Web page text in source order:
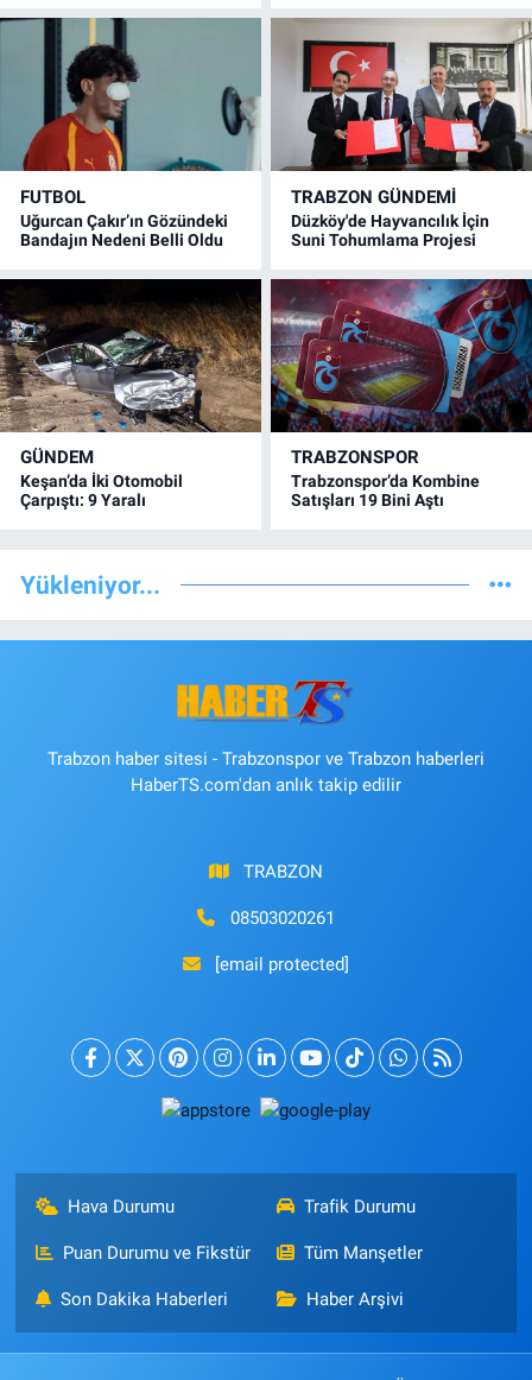
FUTBOL
Uğurcan Çakır’ın Gözündeki
Bandajın Nedeni Belli Oldu
TRABZON GÜNDEMİ
Düzköy'de Hayvancılık İçin
Suni Tohumlama Projesi
GÜNDEM
Keşan’da İki Otomobil
Çarpıştı: 9 Yaralı
TRABZONSPOR
Trabzonspor’da Kombine
Satışları 19 Bini Aştı
Yükleniyor...
Trabzon haber sitesi - Trabzonspor ve Trabzon haberleri
HaberTS.com'dan anlık takip edilir
TRABZON
08503020261
[email protected]
Hava Durumu Trafik Durumu
Puan Durumu ve Fikstür Tüm Manşetler
Son Dakika Haberleri Haber Arşivi